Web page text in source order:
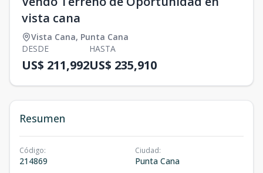
vista cana
Vista Cana, Punta Cana
DESDE
US$ 211,992
HASTA
US$ 235,910
Resumen
Código:
214869
Ciudad:
Punta Cana